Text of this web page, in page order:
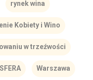
rynek wina
Kobiety i Wino
w trzeźwości
Warszawa